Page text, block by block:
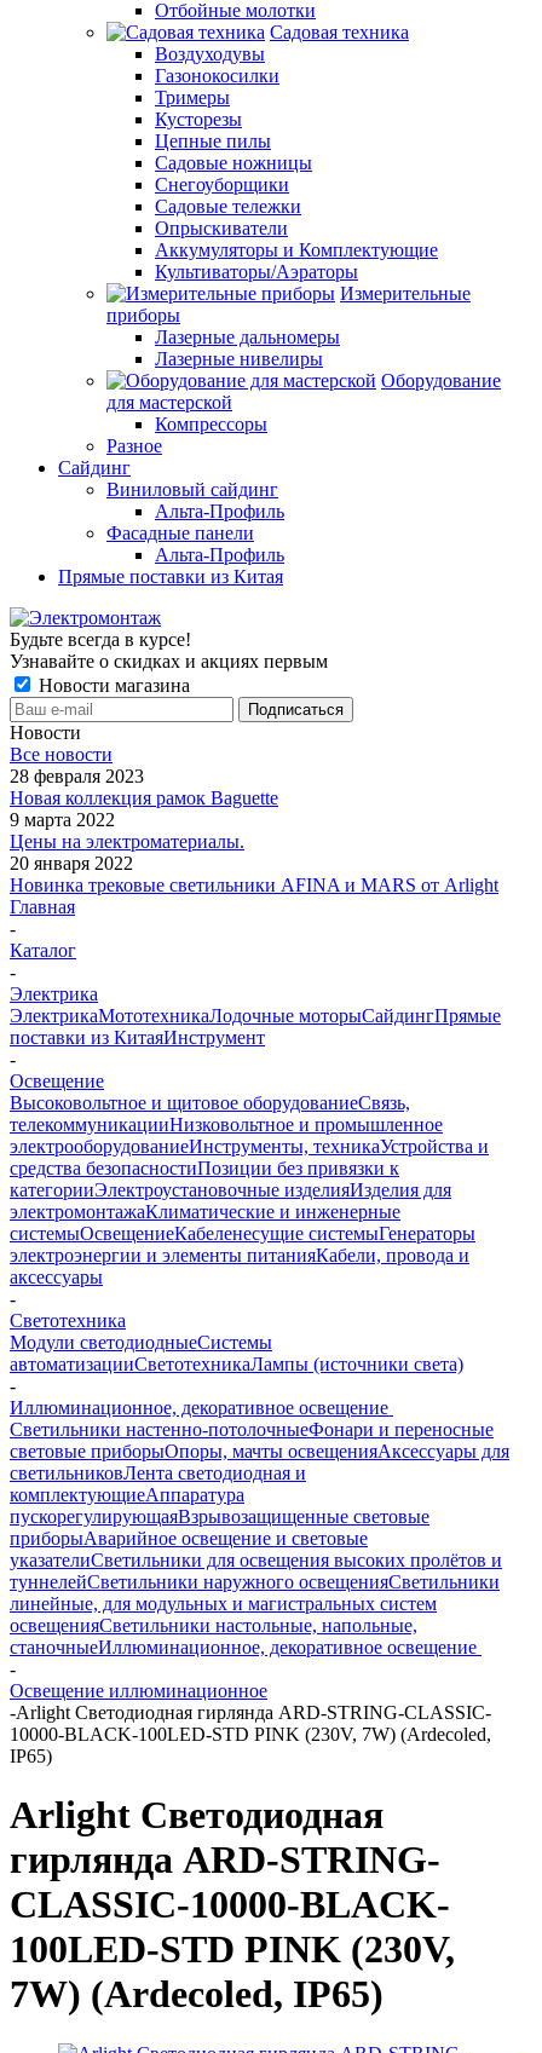
Отбойные молотки
Садовая техника
Воздуходувы
Газонокосилки
Тримеры
Кусторезы
Цепные пилы
Садовые ножницы
Снегоуборщики
Садовые тележки
Опрыскиватели
Аккумуляторы и Комплектующие
Культиваторы/Аэраторы
Измерительные
приборы
Лазерные дальномеры
Лазерные нивелиры
Оборудование
для мастерской
Компрессоры
Разное
Сайдинг
Виниловый сайдинг
Альта-Профиль
Фасадные панели
Альта-Профиль
Прямые поставки из Китая
Будьте всегда в курсе!
Узнавайте о скидках и акциях первым
Новости магазина
Новости
Все новости
28 февраля 2023
Новая коллекция рамок Baguette
9 марта 2022
Цены на электроматериалы.
20 января 2022
Новинка трековые светильники AFINA и MARS от Arlight
Главная
-
Каталог
-
Электрика
ЭлектрикаМототехникаЛодочные моторыСайдингПрямые
поставки из КитаяИнструмент
-
Освещение
Высоковольтное и щитовое оборудованиеСвязь,
телекоммуникацииНизковольтное и промышленное
электрооборудованиеИнструменты, техникаУстройства и
средства безопасностиПозиции без привязки к
категорииЭлектроустановочные изделияИзделия для
электромонтажаКлиматические и инженерные
системыОсвещениеКабеленесущие системыГенераторы
электроэнергии и элементы питанияКабели, провода и
аксессуары
-
Светотехника
Модули светодиодныеСистемы
автоматизацииСветотехникаЛампы (источники света)
-
Иллюминационное, декоративное освещение
Светильники настенно-потолочныеФонари и переносные
световые приборыОпоры, мачты освещенияАксессуары для
светильниковЛента светодиодная и
комплектующиеАппаратура
пускорегулирующаяВзрывозащищенные световые
приборыАварийное освещение и световые
указателиСветильники для освещения высоких пролётов и
туннелейСветильники наружного освещенияСветильники
линейные, для модульных и магистральных систем
освещенияСветильники настольные, напольные,
станочныеИллюминационное, декоративное освещение
-
Освещение иллюминационное
-Arlight Светодиодная гирлянда ARD-STRING-CLASSIC-
10000-BLACK-100LED-STD PINK (230V, 7W) (Ardecoled,
IP65)
Arlight Светодиодная
гирлянда ARD-STRING-
CLASSIC-10000-BLACK-
100LED-STD PINK (230V,
7W) (Ardecoled, IP65)